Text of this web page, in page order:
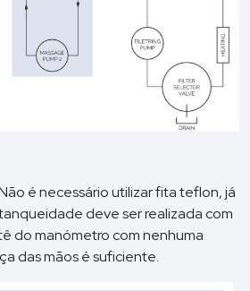
é necessário utilizar fita teflon, já
deve ser realizada com
do manómetro com nenhuma
das mãos é suficiente.